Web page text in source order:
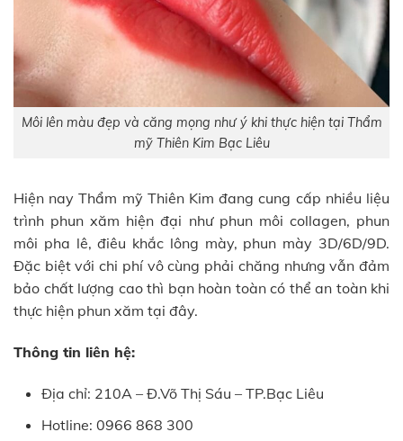
Môi lên màu đẹp và căng mọng như ý khi thực hiện tại Thẩm
mỹ Thiên Kim Bạc Liêu
Hiện nay Thẩm mỹ Thiên Kim đang cung cấp nhiều liệu
trình phun xăm hiện đại như phun môi collagen, phun
môi pha lê, điêu khắc lông mày, phun mày 3D/6D/9D.
Đặc biệt với chi phí vô cùng phải chăng nhưng vẫn đảm
bảo chất lượng cao thì bạn hoàn toàn có thể an toàn khi
thực hiện phun xăm tại đây.
Thông tin liên hệ:
Địa chỉ: 210A – Đ.Võ Thị Sáu – TP.Bạc Liêu
Hotline: 0966 868 300